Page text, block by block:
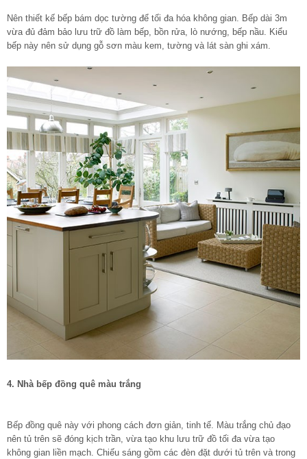
Nên thiết kế bếp bám dọc tường để tối đa hóa không gian. Bếp dài 3m
vừa đủ đảm bảo lưu trữ đồ làm bếp, bồn rửa, lò nướng, bếp nầu. Kiểu
bếp này nên sử dụng gỗ sơn màu kem, tường và lát sàn ghi xám.
4. Nhà bếp đồng quê màu trắng
Bếp đồng quê này với phong cách đơn giản, tinh tế. Màu trắng chủ đạo
nên tủ trên sẽ đóng kịch trần, vừa tạo khu lưu trữ đồ tối đa vừa tạo
không gian liền mạch. Chiếu sáng gồm các đèn đặt dưới tủ trên và trong